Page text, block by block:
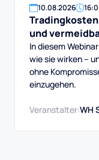
10.08.2026
und
In diesem
wie sie wirken –
ohne
einzugehen.
Veranstalter:WH